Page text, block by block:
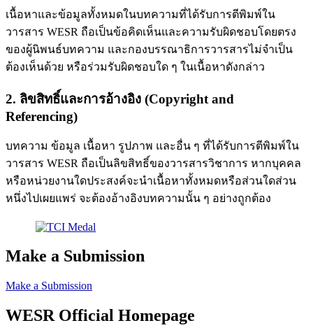
เนื้อหาและข้อมูลทั้งหมดในบทความที่ได้รับการตีพิมพ์ใน
วารสาร WESR ถือเป็นข้อคิดเห็นและความรับผิดชอบโดยตรง
ของผู้นิพนธ์บทความ และกองบรรณาธิการวารสารไม่จำเป็น
ต้องเห็นด้วย หรือร่วมรับผิดชอบใด ๆ ในเนื้อหาดังกล่าว
2. ลิขสิทธิ์และการอ้างอิง (Copyright and
Referencing)
บทความ ข้อมูล เนื้อหา รูปภาพ และอื่น ๆ ที่ได้รับการตีพิมพ์ใน
วารสาร WESR ถือเป็นลิขสิทธิ์ของวารสารวิชาการ หากบุคคล
หรือหน่วยงานใดประสงค์จะนำเนื้อหาทั้งหมดหรือส่วนใดส่วน
หนึ่งไปเผยแพร่ จะต้องอ้างอิงบทความนั้น ๆ อย่างถูกต้อง
Make a Submission
Make a Submission
WESR Official Homepage